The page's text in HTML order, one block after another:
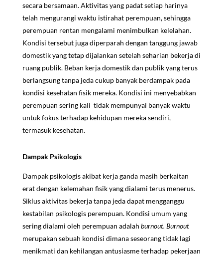
secara bersamaan. Aktivitas yang padat setiap harinya
telah mengurangi waktu istirahat perempuan, sehingga
perempuan rentan mengalami menimbulkan kelelahan.
Kondisi tersebut juga diperparah dengan tanggung jawab
domestik yang tetap dijalankan setelah seharian bekerjadi
ruang publik. Beban kerja domestik dan publik yang terus
berlangsung tanpa jeda cukup banyak berdampak pada
kondisi kesehatan fisik mereka. Kondisi ini menyebabkan
perempuan sering kali tidak mempunyai banyak waktu
untuk fokus terhadap kehidupan mereka sendiri,
termasuk kesehatan.
Dampak Psikologis
Dampak psikologis akibat kerja ganda masih berkaitan
erat dengan kelemahan fisik yang dialami terus menerus.
Siklus aktivitas bekerja tanpa jeda dapat mengganggu
kestabilan psikologis perempuan. Kondisi umum yang
sering dialami oleh perempuan adalah burnout. Burnout
merupakan sebuah kondisi dimana seseorang tidak lagi
menikmati dan kehilangan antusiasme terhadap pekerjaan